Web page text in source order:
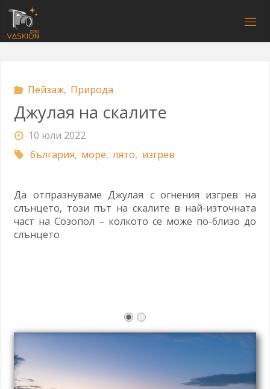
Напред
към
съдържанието
ASKI
M
Пейзаж, Природа
Джулая на скалите
10 юли 2022
българия, море, лято, изгрев
Да отпразнуваме Джулая с огнения изгрев на
слънцето, този път на скалите в най-източната
част на Созопол – колкото се може по-близо до
слънцето